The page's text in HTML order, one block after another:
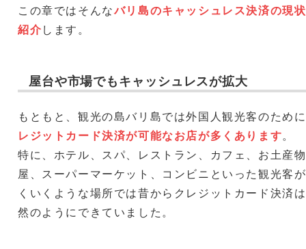
この章ではそんなバリ島のキャッシュレス決済の現
紹介します。
屋台や市場でもキャッシュレスが拡大
もともと、観光の島バリ島では外国人観光客のために
レジットカード決済が可能なお店が多くあります。
特に、ホテル、スパ、レストラン、カフェ、お土産物
屋、スーパーマーケット、コンビニといった観光客
くいくような場所では昔からクレジットカード決済
然のようにできていました。